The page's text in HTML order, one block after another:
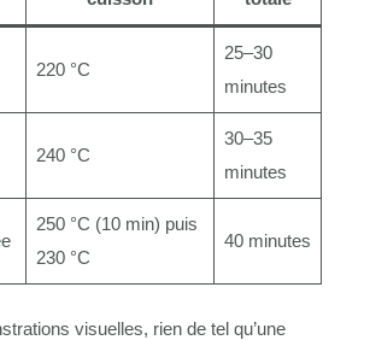
220 °C
25–30
minutes
240 °C
30–35
minutes
250 °C (10 min) puis
230 °C
40 minutes
visuelles, rien de tel qu’une